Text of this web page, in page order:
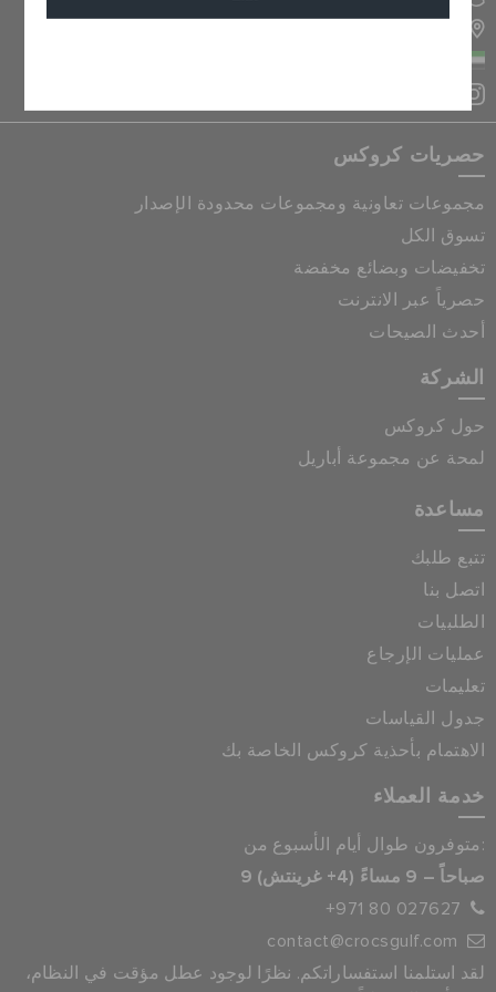
حصريات كروكس
مجموعات تعاونية ومجموعات محدودة الإصدار
تسوق الكل
تخفيضات وبضائع مخفضة
حصرياً عبر الانترنت
أحدث الصيحات
الشركة
حول كروكس
لمحة عن مجموعة أباريل
مساعدة
تتبع طلبك
اتصل بنا
الطلبيات
عمليات الإرجاع
تعليمات
جدول القياسات
الاهتمام بأحذية كروكس الخاصة بك
خدمة العملاء
متوفرون طوال أيام الأسبوع من:
9 صباحاً – 9 مساءً (4+ غرينتش)
+971 80 027627
contact@crocsgulf.com
لقد استلمنا استفساراتكم. نظرًا لوجود عطل مؤقت في النظام،